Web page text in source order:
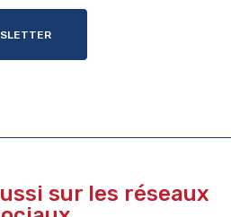
sur les réseaux